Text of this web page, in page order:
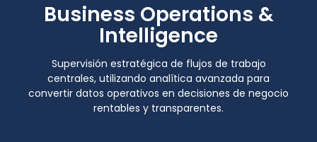
Business Operations &
Intelligence
Supervisión estratégica de flujos de trabajo
centrales, utilizando analítica avanzada para
convertir datos operativos en decisiones de negocio
rentables y transparentes.